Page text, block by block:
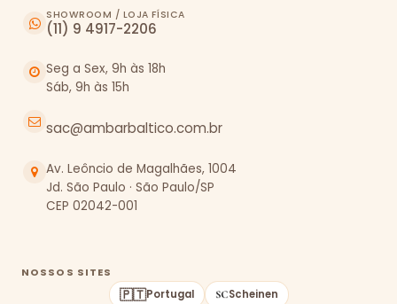
SHOWROOM / LOJA FÍSICA
(11) 9 4917-2206
Seg a Sex, 9h às 18h
Sáb, 9h às 15h
sac@ambarbaltico.com.br
Av. Leôncio de Magalhães, 1004
Jd. São Paulo · São Paulo/SP
CEP 02042-001
NOSSOS SITES
🇵🇹Portugal Scheinen